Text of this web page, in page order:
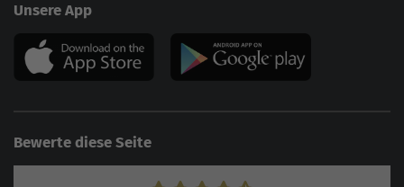
Unsere App
Bewerte diese Seite